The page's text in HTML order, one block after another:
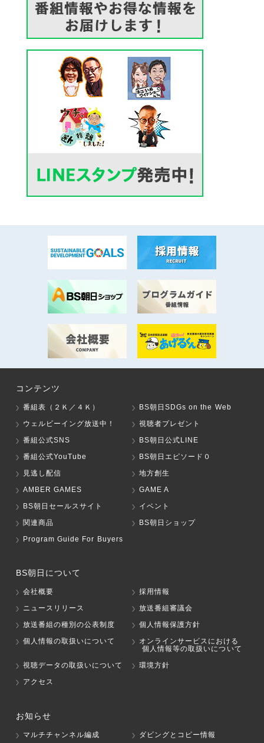
コンテンツ
番組表（２Ｋ／４Ｋ）
BS朝日SDGs on the Web
ウェルビーイング放送中！
視聴者プレゼント
番組公式SNS
BS朝日公式LINE
番組公式YouTube
BS朝日エピソード０
見逃し配信
地方創生
AMBER GAMES
GAME A
BS朝日セールスサイト
イベント
関連商品
BS朝日ショップ
Program Guide For Buyers
BS朝日について
会社概要
採用情報
ニュースリリース
放送番組審議会
放送番組の種別の公表制度
個人情報保護方針
個人情報の取扱いについて
オンラインサービスにおける
個人情報等の取扱いについて
視聴データの取扱いについて
環境方針
アクセス
お知らせ
マルチチャンネル編成 ダビングとコピー情報